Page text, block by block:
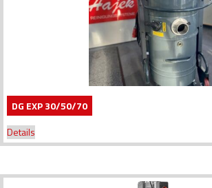
DG EXP 30/50/70
Details